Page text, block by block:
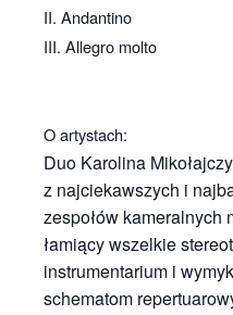
II. Andantino
III. Allegro molto
O artystach:
Duo Karolina
z najciekawszych i
zespołów kameralnych
łamiący wszelkie
instrumentarium i
schematom